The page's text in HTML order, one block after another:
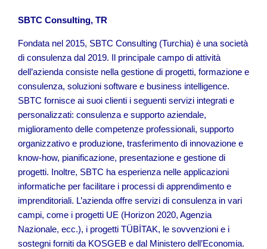
SBTC Consulting, TR
Fondata nel 2015, SBTC Consulting (Turchia) è una società
di consulenza dal 2019. Il principale campo di attività
dell’azienda consiste nella gestione di progetti, formazione e
consulenza, soluzioni software e business intelligence.
SBTC fornisce ai suoi clienti i seguenti servizi integrati e
personalizzati: consulenza e supporto aziendale,
miglioramento delle competenze professionali, supporto
organizzativo e produzione, trasferimento di innovazione e
know-how, pianificazione, presentazione e gestione di
progetti. Inoltre, SBTC ha esperienza nelle applicazioni
informatiche per facilitare i processi di apprendimento e
imprenditoriali. L’azienda offre servizi di consulenza in vari
campi, come i progetti UE (Horizon 2020, Agenzia
Nazionale, ecc.), i progetti TÜBİTAK, le sovvenzioni e i
sostegni forniti da KOSGEB e dal Ministero dell’Economia.